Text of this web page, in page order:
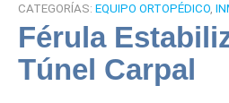
CATEGORÍAS: EQUIPO ORTOPÉDICO
Férula
Túnel Carpal